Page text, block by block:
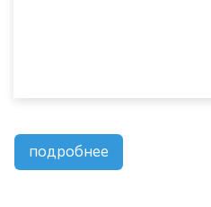
подробнее